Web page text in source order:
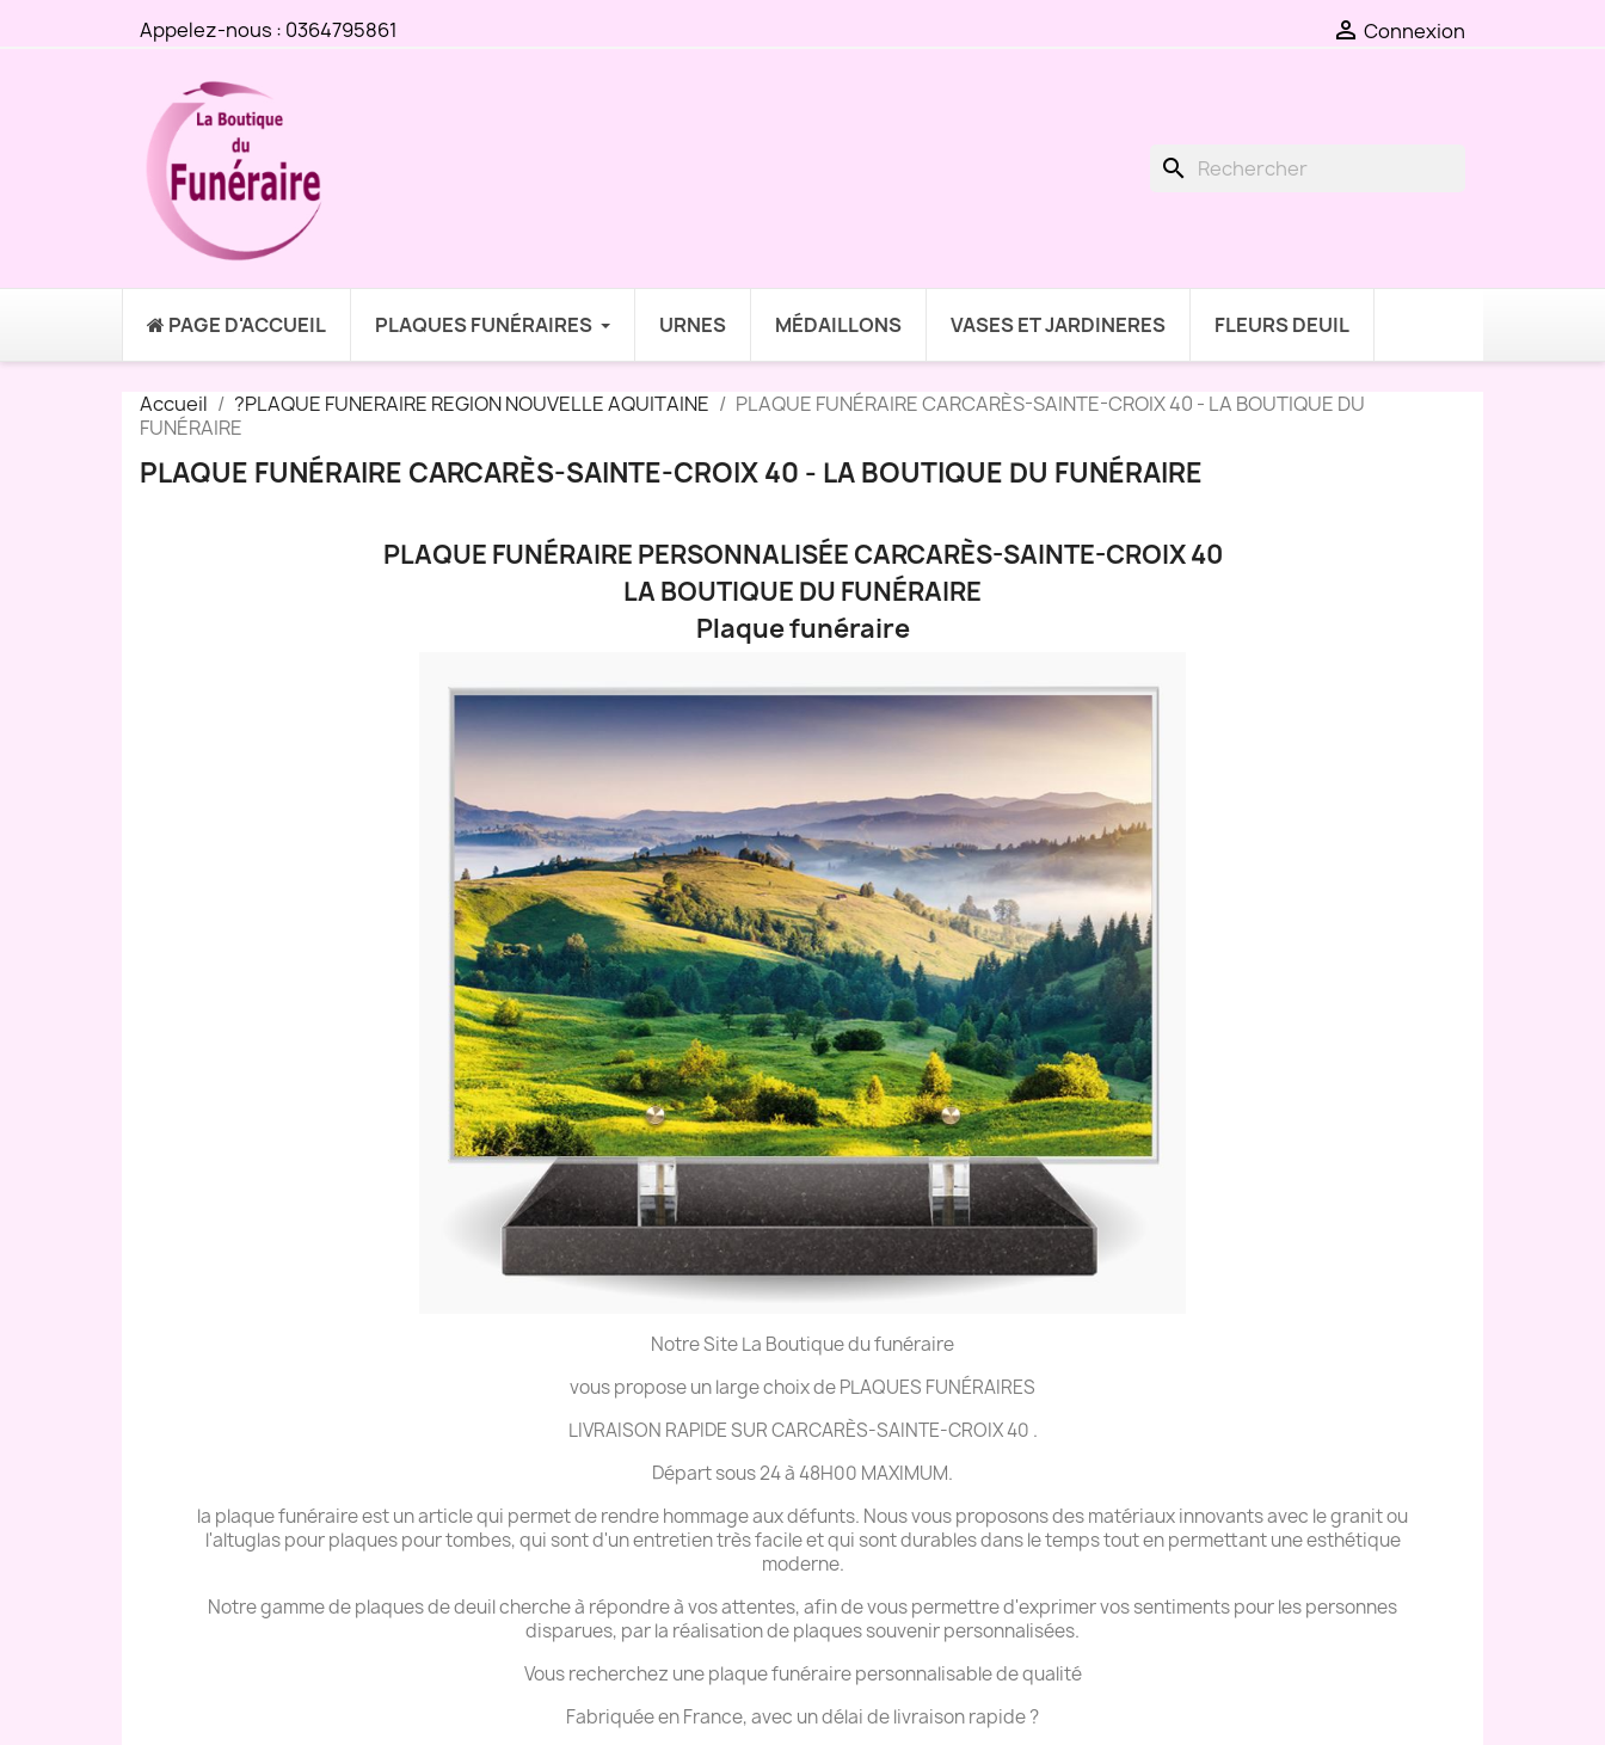
Appelez-nous : 0364795861  Connexion
search
PAGE D'ACCUEIL PLAQUES FUNÉRAIRES URNES MÉDAILLONS VASES ET JARDINERES FLEURS DEUIL
Accueil ?PLAQUE FUNERAIRE REGION NOUVELLE AQUITAINE
PLAQUE FUNÉRAIRE CARCARÈS-SAINTE-CROIX 40 - LA BOUTIQUE DU
FUNÉRAIRE
PLAQUE FUNÉRAIRE CARCARÈS-SAINTE-CROIX 40 - LA BOUTIQUE DU FUNÉRAIRE
PLAQUE FUNÉRAIRE PERSONNALISÉE CARCARÈS-SAINTE-CROIX 40
LA BOUTIQUE DU FUNÉRAIRE
Plaque funéraire
Notre Site La Boutique du funéraire
vous propose un large choix de PLAQUES FUNÉRAIRES
LIVRAISON RAPIDE SUR CARCARÈS-SAINTE-CROIX 40 .
Départ sous 24 à 48H00 MAXIMUM.
la plaque funéraire est un article qui permet de rendre hommage aux défunts. Nous vous proposons des matériaux innovants avec le granit ou
l'altuglas pour plaques pour tombes, qui sont d'un entretien très facile et qui sont durables dans le temps tout en permettant une esthétique
moderne.
Notre gamme de plaques de deuil cherche à répondre à vos attentes, afin de vous permettre d'exprimer vos sentiments pour les personnes
disparues, par la réalisation de plaques souvenir personnalisées.
Vous recherchez une plaque funéraire personnalisable de qualité
Fabriquée en France, avec un délai de livraison rapide ?